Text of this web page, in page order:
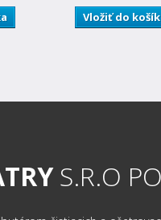
Vložiť do
S.R.O